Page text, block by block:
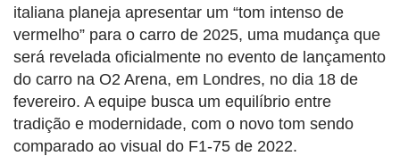
italiana planeja apresentar um “tom intenso de
vermelho” para o carro de 2025, uma mudança que
será revelada oficialmente no evento de lançamento
do carro na O2 Arena, em Londres, no dia 18 de
fevereiro. A equipe busca um equilíbrio entre
tradição e modernidade, com o novo tom sendo
comparado ao visual do F1-75 de 2022.